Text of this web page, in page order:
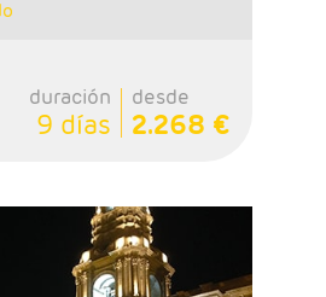
duración
9 días
desde
2.268 €
1 noche Arequipa, 1
Puno, 2 noches Cusco,